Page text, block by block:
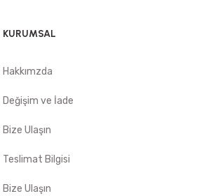
KURUMSAL
Hakkımzda
Değişim ve İade
Bize Ulaşın
Teslimat Bilgisi
Bize Ulaşın